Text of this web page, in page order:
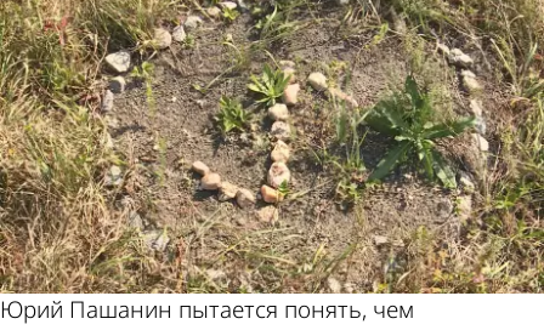
Юрий Пашанин пытается понять, чем